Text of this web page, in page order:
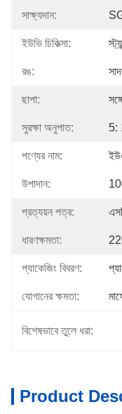
সাক্ষ্যদান:
ইউভি চিকিত্সা:
রঙ:
ছাপা:
সুরক্ষা অনুপাত: 5:
পণ্যের নাম:
উপাদান:
প্রত্যয়ন পত্র:
ধারণক্ষমতা:
প্যাকেজিং বিবরণ:
যোগানের ক্ষমতা:
বিশেষভাবে তুলে ধরা:
Product